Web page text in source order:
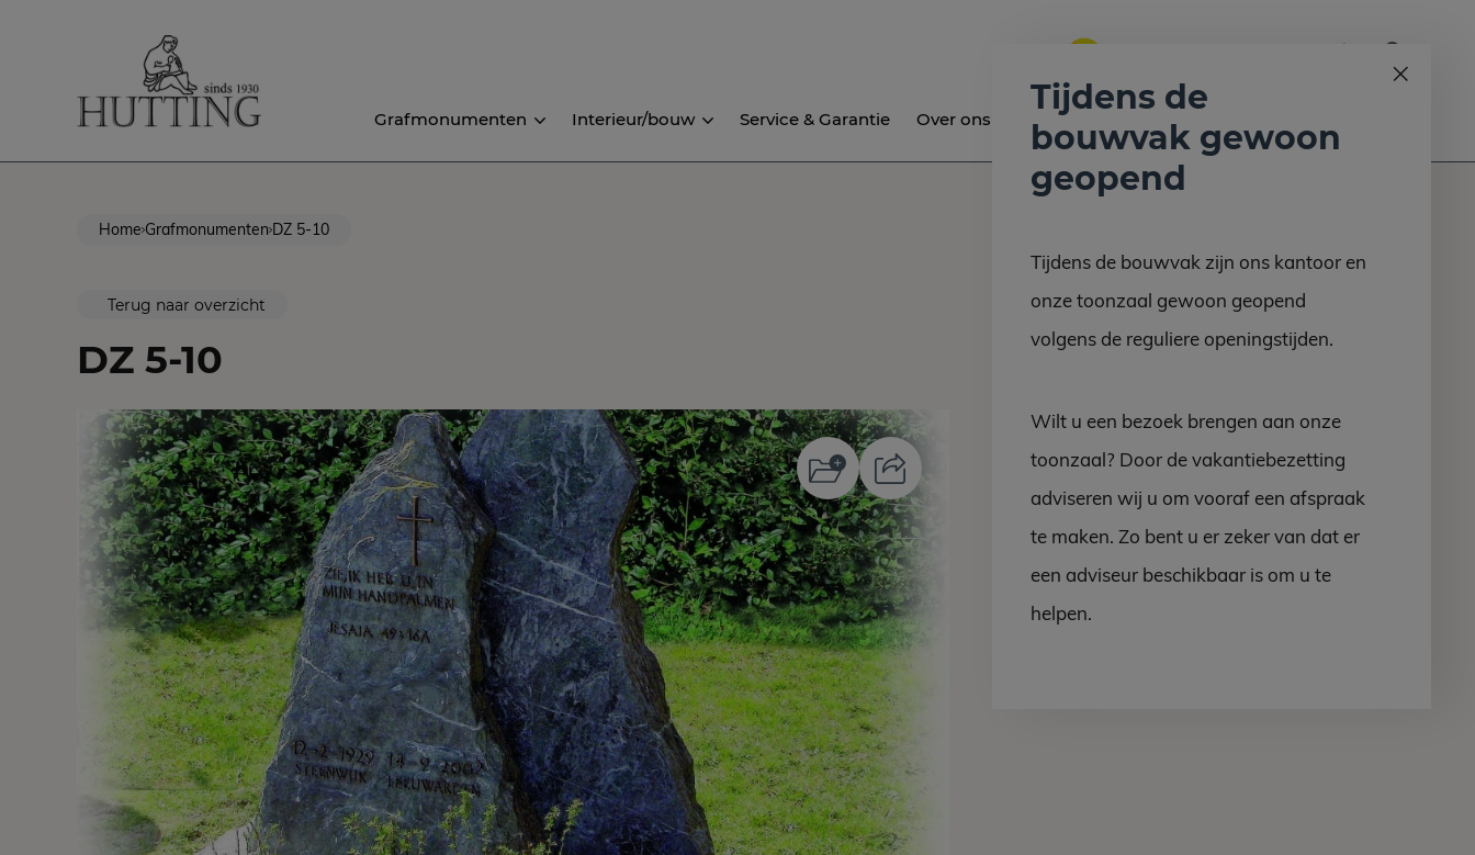
Grafmonumenten Interieur/bouw Service & Garantie Over ons Nieuws
Home Grafmonumenten DZ 5-10
Terug naar overzicht
DZ 5-10
Tijdens de
bouwvak gewoon
geopend
Tijdens de bouwvak zijn ons kantoor en
onze toonzaal gewoon geopend
volgens de reguliere openingstijden.
Wilt u een bezoek brengen aan onze
toonzaal? Door de vakantiebezetting
adviseren wij u om vooraf een afspraak
te maken. Zo bent u er zeker van dat er
een adviseur beschikbaar is om u te
helpen.